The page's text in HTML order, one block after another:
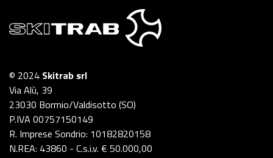
© 2024 Skitrab srl
Via Alù, 39
23030 Bormio/Valdisotto (SO)
P.IVA 00757150149
R. Imprese Sondrio: 10182820158
N.REA: 43860 - C.s.i.v. € 50.000,00